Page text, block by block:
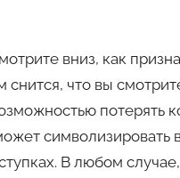
вниз, как
что вы
потерять
символизировать
В любом